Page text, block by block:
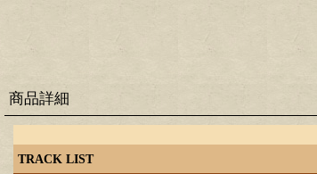
商品詳細
TRACK LIST